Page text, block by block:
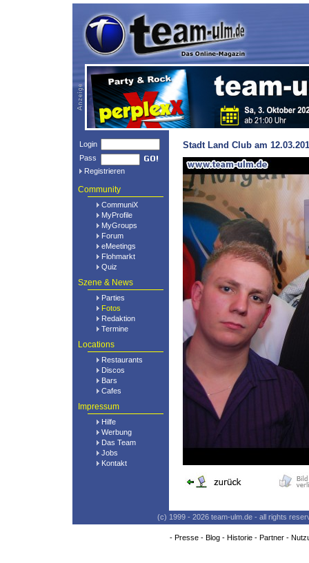
Login
Pass
Registrieren
Community
CommuniX
MyProfile
MyGroups
Forum
eMeetings
Flohmarkt
Quiz
Szene & News
Parties
Fotos
Redaktion
Termine
Locations
Restaurants
Discos
Bars
Cafes
Impressum
Hilfe
Werbung
Das Team
Jobs
Kontakt
Stadt Land Club am
(c) 1999 - 2026 team-ulm.de - all rights
- Presse- Blog- Historie- Partner-